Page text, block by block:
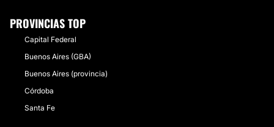
PROVINCIAS TOP
Capital Federal
Buenos Aires (GBA)
Buenos Aires (provincia)
Córdoba
Santa Fe